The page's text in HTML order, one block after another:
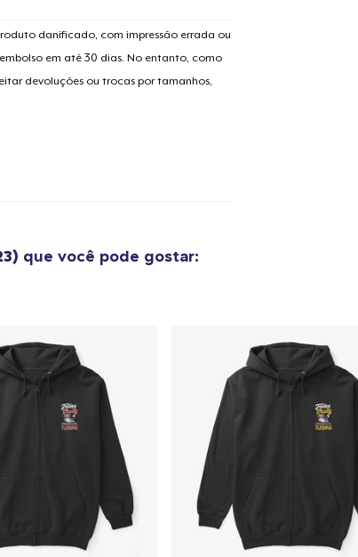
danificado, com impressão errada ou
em até 30 dias. No entanto, como
devoluções ou trocas por tamanhos,
que você pode gostar:
a Finalização da
Premium Pullover Hoodie
Canvas 3001 | Classic Unisex Jersey T-Shirt